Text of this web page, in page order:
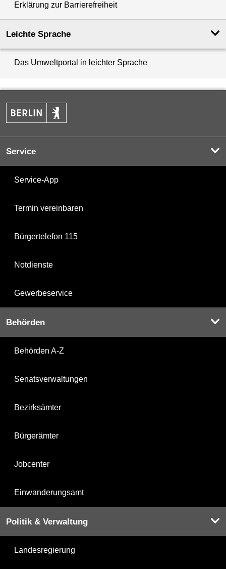
Erklärung zur Barrierefreiheit
Leichte Sprache
Das Umweltportal in leichter Sprache
Service
Service-App
Termin vereinbaren
Bürgertelefon 115
Notdienste
Gewerbeservice
Behörden
Behörden A-Z
Senatsverwaltungen
Bezirksämter
Bürgerämter
Jobcenter
Einwanderungsamt
Politik & Verwaltung
Landesregierung